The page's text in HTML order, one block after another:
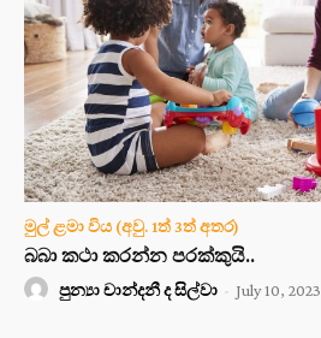
මුල් ළමා විය (අවු. 1ත් 3ත් අතර)
බබා කථා කරන්න පරක්කුයි..
පුන්‍යා චාන්දනී ද සිල්වා - July 10, 2023